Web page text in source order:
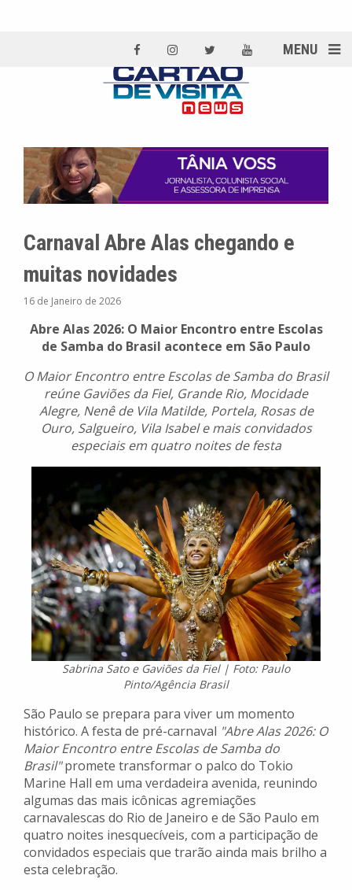
MENU
Carnaval Abre Alas chegando e
muitas novidades
16 de Janeiro de 2026
Abre Alas 2026: O Maior Encontro entre Escolas
de Samba do Brasil acontece em São Paulo
O Maior Encontro entre Escolas de Samba do Brasil
reúne Gaviões da Fiel, Grande Rio, Mocidade
Alegre, Nenê de Vila Matilde, Portela, Rosas de
Ouro, Salgueiro, Vila Isabel e mais convidados
especiais em quatro noites de festa
Sabrina Sato e Gaviões da Fiel | Foto: Paulo
Pinto/Agência Brasil
São Paulo se prepara para viver um momento
histórico. A festa de pré-carnaval "Abre Alas 2026: O
Maior Encontro entre Escolas de Samba do
Brasil"promete transformar o palco do Tokio
Marine Hall em uma verdadeira avenida, reunindo
algumas das mais icônicas agremiações
carnavalescas do Rio de Janeiro e de São Paulo em
quatro noites inesquecíveis, com a participação de
convidados especiais que trarão ainda mais brilho a
esta celebração.